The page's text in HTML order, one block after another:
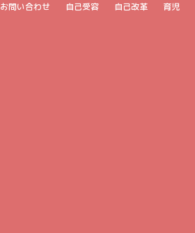
お問い合わせ 自己受容 自己改革 育児